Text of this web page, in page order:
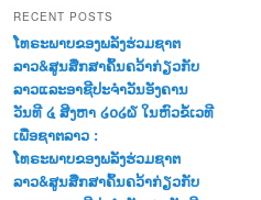
r
c
h
RECENT POSTS
ໂທຣະພາບຂອງພລັງຮ່ວມຊາຕ
ລາວ&ສູນສືກສາຄົ້ນຄວ້າກ່ຽວກັບ
ລາວແລະອາຊີປະຈຳວັນອັງຄານ
ວັນທີ ໔ ສີງຫາ ໒໐໒໖ ໃນຫົວຂໍ້ເວທີ
ເພື່ອຊາຕລາວ :
ໂທຣະພາບຂອງພລັງຮ່ວມຊາຕ
ລາວ&ສູນສືກສາຄົ້ນຄວ້າກ່ຽວກັບ